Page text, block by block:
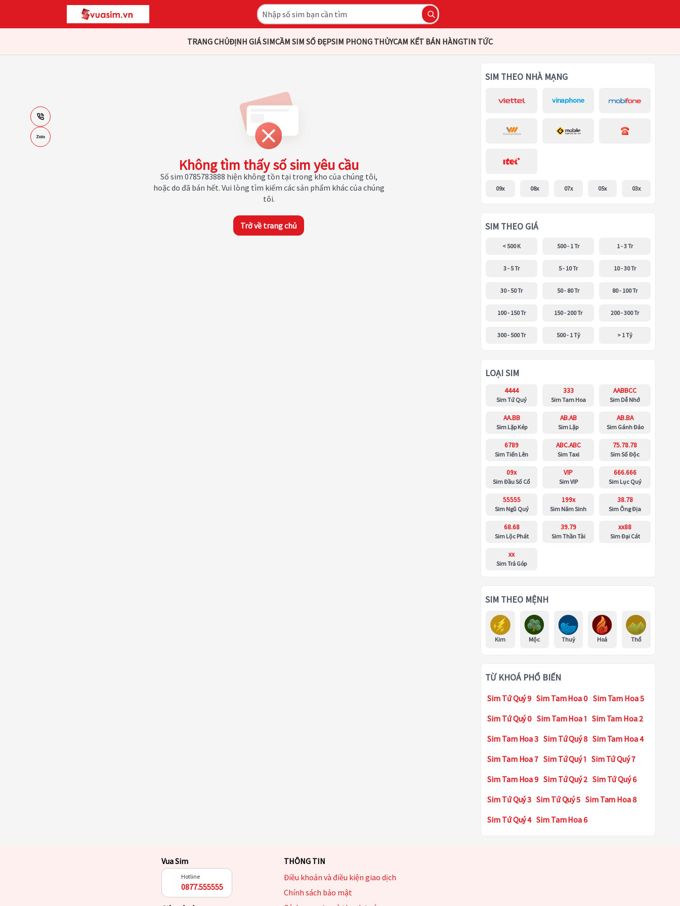
TRANG CHỦĐỊNH GIÁ SIMCẦM SIM SỐ ĐẸPSIM PHONG THỦYCAM KẾT BÁN HÀNGTIN TỨC
Không tìm thấy số sim yêu cầu
Số sim 0785783888 hiện không tồn tại trong kho của chúng tôi,
hoặc do đã bán hết. Vui lòng tìm kiếm các sản phẩm khác của chúng
tôi.
Trở về trang chủ
SIM THEO NHÀ MẠNG
09x 08x 07x 05x 03x
SIM THEO GIÁ
< 500 K 500 - 1 Tr 1 - 3 Tr
3 - 5 Tr 5 - 10 Tr 10 - 30 Tr
30 - 50 Tr 50 - 80 Tr 80 - 100 Tr
100 - 150 Tr 150 - 200 Tr 200 - 300 Tr
300 - 500 Tr 500 - 1 Tỷ > 1 Tỷ
LOẠI SIM
4444
Sim Tứ Quý
333
Sim Tam Hoa
AABBCC
Sim Dễ Nhớ
AA.BB
Sim Lặp Kép
AB.AB
Sim Lặp
AB.BA
Sim Gánh Đảo
6789
Sim Tiến Lên
ABC.ABC
Sim Taxi
75.78.78
Sim Số Độc
09x
Sim Đầu Số Cổ
VIP
Sim VIP
666.666
Sim Lục Quý
55555
Sim Ngũ Quý
199x
Sim Năm Sinh
38.78
Sim Ông Địa
68.68
Sim Lộc Phát
39.79
Sim Thần Tài
xx88
Sim Đại Cát
xx
Sim Trả Góp
SIM THEO MỆNH
Kim Mộc Thuỷ Hoả Thổ
TỪ KHOÁ PHỔ BIẾN
Sim Tứ Quý 9 Sim Tam Hoa 0 Sim Tam Hoa 5
Sim Tứ Quý 0 Sim Tam Hoa 1 Sim Tam Hoa 2
Sim Tam Hoa 3 Sim Tứ Quý 8 Sim Tam Hoa 4
Sim Tam Hoa 7 Sim Tứ Quý 1 Sim Tứ Quý 7
Sim Tam Hoa 9 Sim Tứ Quý 2 Sim Tứ Quý 6
Sim Tứ Quý 3 Sim Tứ Quý 5 Sim Tam Hoa 8
Sim Tứ Quý 4 Sim Tam Hoa 6
Vua Sim
Hotline
0877.555555
THÔNG TIN
Điều khoản và điều kiện giao dịch
Chính sách bảo mật